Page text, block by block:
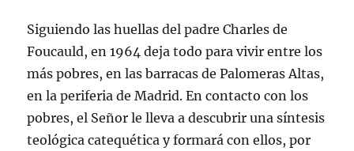
Siguiendo las huellas del padre Charles de
Foucauld, en 1964 deja todo para vivir entre los
más pobres, en las barracas de Palomeras Altas,
en la periferia de Madrid. En contacto con los
pobres, el Señor le lleva a descubrir una síntesis
teológica catequética y formará con ellos, por